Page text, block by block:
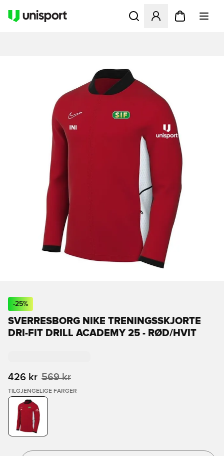
Åpner en Modal for å
-25%
SVERRESBORG NIKE TRENINGSSKJORTE
DRI-FIT DRILL ACADEMY 25 - RØD/HVIT
426 kr 569 kr
TILGJENGELIGE FARGER